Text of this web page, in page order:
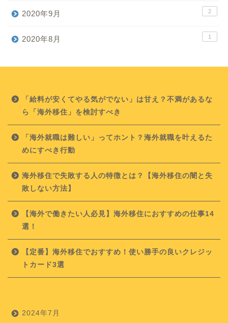
2020年9月 2
2020年8月 1
「給料が安くてやる気がでない」は甘え？不満があるな
ら「海外移住」を検討すべき
「海外就職は難しい」ってホント？海外就職を叶えるた
めにすべき行動
海外移住で失敗する人の特徴とは？【海外移住の闇と失
敗しない方法】
【海外で働きたい人必見】海外移住におすすめの仕事14
選！
【定番】海外移住でおすすめ！使い勝手の良いクレジッ
トカード3選
2024年7月